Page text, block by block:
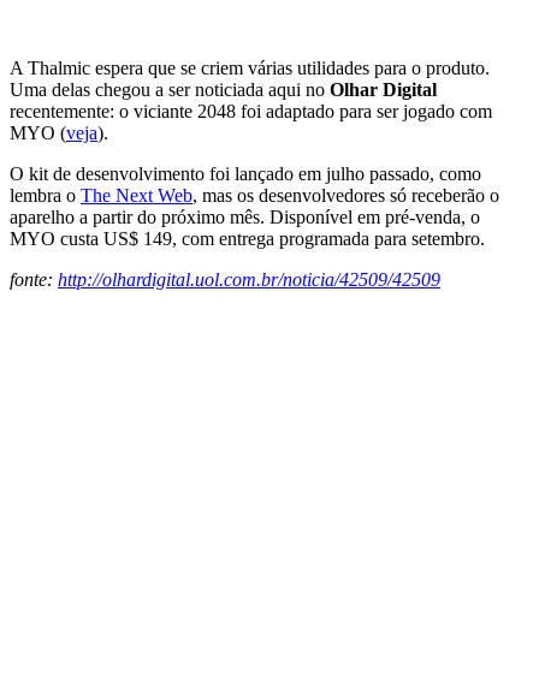
A Thalmic espera que se criem várias utilidades para o produto.
Uma delas chegou a ser noticiada aqui no Olhar Digital
recentemente: o viciante 2048 foi adaptado para ser jogado com
MYO (veja).
O kit de desenvolvimento foi lançado em julho passado, como
lembra o The Next Web, mas os desenvolvedores só receberão o
aparelho a partir do próximo mês. Disponível em pré-venda, o
MYO custa US$ 149, com entrega programada para setembro.
fonte: http://olhardigital.uol.com.br/noticia/42509/42509